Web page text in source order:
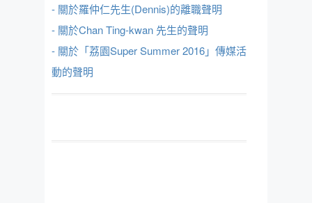
- 關於羅仲仁先生(Dennis)的離職聲明
- 關於Chan Ting-kwan 先生的聲明
- 關於「荔園Super Summer 2016」傳媒活
動的聲明